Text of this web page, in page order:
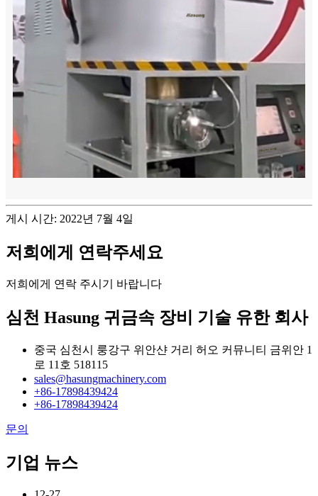
게시 시간: 2022년 7월 4일
저희에게 연락주세요
저희에게 연락 주시기 바랍니다
심천 Hasung 귀금속 장비 기술 유한 회사
중국 심천시 룽강구 위안샨 거리 허오 커뮤니티 금위안 1
로 11호 518115
sales@hasungmachinery.com
+86-17898439424
+86-17898439424
문의
기업 뉴스